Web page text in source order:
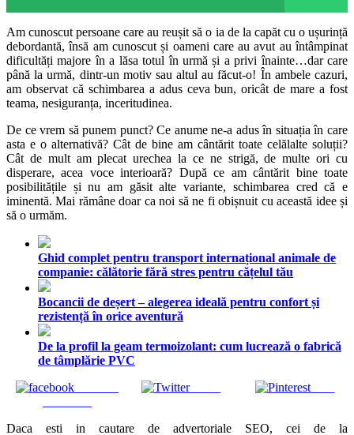
Am cunoscut persoane care au reușit să o ia de la capăt cu o ușurință
debordantă, însă am cunoscut și oameni care au avut au întâmpinat
dificultăți majore în a lăsa totul în urmă și a privi înainte…dar care
până la urmă, dintr-un motiv sau altul au făcut-o! În ambele cazuri,
am observat că schimbarea a adus ceva bun, oricât de mare a fost
teama, nesiguranța, inceritudinea.
De ce vrem să punem punct? Ce anume ne-a adus în situația în care
asta e o alternativă? Cât de bine am cântărit toate celălalte soluții?
Cât de mult am plecat urechea la ce ne strigă, de multe ori cu
disperare, acea voce interioară? După ce am cântărit bine toate
posibilitățile și nu am găsit alte variante, schimbarea cred că e
iminentă. Mai rămâne doar ca noi să ne fi obișnuit cu această idee și
să o urmăm.
Ghid complet pentru transport internațional animale de
companie: călătorie fără stres pentru cățelul tău
Bocancii de deșert – alegerea ideală pentru confort și
rezistență în orice aventură
De la profil la geam termoizolant: cum lucrează o fabrică
de tâmplărie PVC
Tweet Save
Daca esti in cautare de advertoriale SEO, cei de la